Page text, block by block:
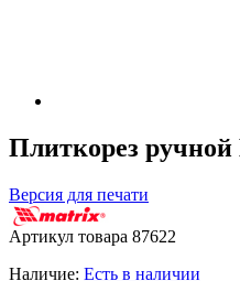
Плиткорез
Версия для печати
Артикул товара 87622
Наличие: Есть в наличии